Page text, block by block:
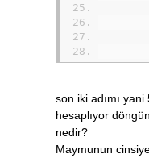
son iki adımı yani
hesaplıyor
nedir?
Maymunun